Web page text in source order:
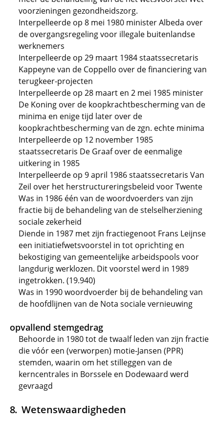
voorzieningen gezondheidszorg.
Interpelleerde op 8 mei 1980 minister Albeda over
de overgangsregeling voor illegale buitenlandse
werknemers
Interpelleerde op 29 maart 1984 staatssecretaris
Kappeyne van de Coppello over de financiering van
terugkeer-projecten
Interpelleerde op 28 maart en 2 mei 1985 minister
De Koning over de koopkrachtbescherming van de
minima en enige tijd later over de
koopkrachtbescherming van de zgn. echte minima
Interpelleerde op 12 november 1985
staatssecretaris De Graaf over de eenmalige
uitkering in 1985
Interpelleerde op 9 april 1986 staatssecretaris Van
Zeil over het herstructureringsbeleid voor Twente
Was in 1986 één van de woordvoerders van zijn
fractie bij de behandeling van de stelselherziening
sociale zekerheid
Diende in 1987 met zijn fractiegenoot Frans Leijnse
een initiatiefwetsvoorstel in tot oprichting en
bekostiging van gemeentelijke arbeidspools voor
langdurig werklozen. Dit voorstel werd in 1989
ingetrokken. (19.940)
Was in 1990 woordvoerder bij de behandeling van
de hoofdlijnen van de Nota sociale vernieuwing
opvallend stemgedrag
Behoorde in 1980 tot de twaalf leden van zijn fractie
die vóór een (verworpen) motie-Jansen (PPR)
stemden, waarin om het stilleggen van de
kerncentrales in Borssele en Dodewaard werd
gevraagd
Wetenswaardigheden